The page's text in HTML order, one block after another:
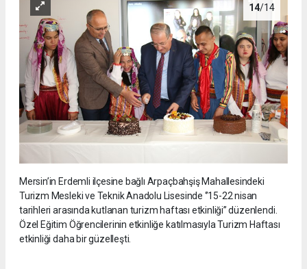
14/14
Mersin’in Erdemli ilçesine bağlı Arpaçbahşiş Mahallesindeki
Turizm Mesleki ve Teknik Anadolu Lisesinde ‘’15-22 nisan
tarihleri arasında kutlanan turizm haftası etkinliği’’ düzenlendi.
Özel Eğitim Öğrencilerinin etkinliğe katılmasıyla Turizm Haftası
etkinliği daha bir güzelleşti.